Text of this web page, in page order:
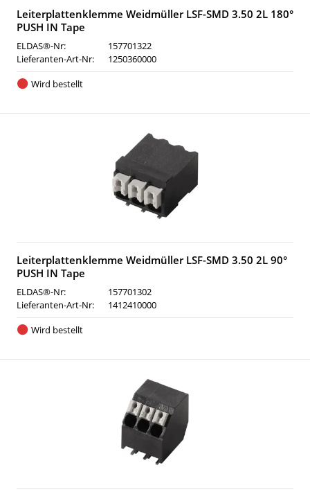
Leiterplattenklemme Weidmüller LSF-SMD 3.50 2L 180°
PUSH IN Tape
ELDAS®-Nr:
157701322
Lieferanten-Art-Nr:
1250360000
Wird bestellt
Leiterplattenklemme Weidmüller LSF-SMD 3.50 2L 90°
PUSH IN Tape
ELDAS®-Nr:
157701302
Lieferanten-Art-Nr:
1412410000
Wird bestellt